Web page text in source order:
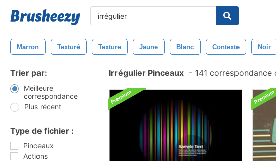
Marron Texturé Texture Jaune Blanc Contexte Noir
Trier par:
Meilleure
correspondance
Plus récent
Type de fichier :
Pinceaux
Actions
Irrégulier Pinceaux - 141 correspondance